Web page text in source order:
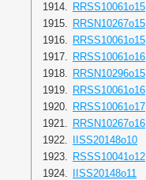
1914. RRSS10061o15
1915. RRSN10267o15
1916. RRSS10061o15
1917. RRSS10061o16
1918. RRSN10296o15
1919. RRSS10061o16
1920. RRSS10061o17
1921. RRSN10267o16
1922.
IISS20148o10
1923. RSSS10041o12
1924.
IISS20148o11